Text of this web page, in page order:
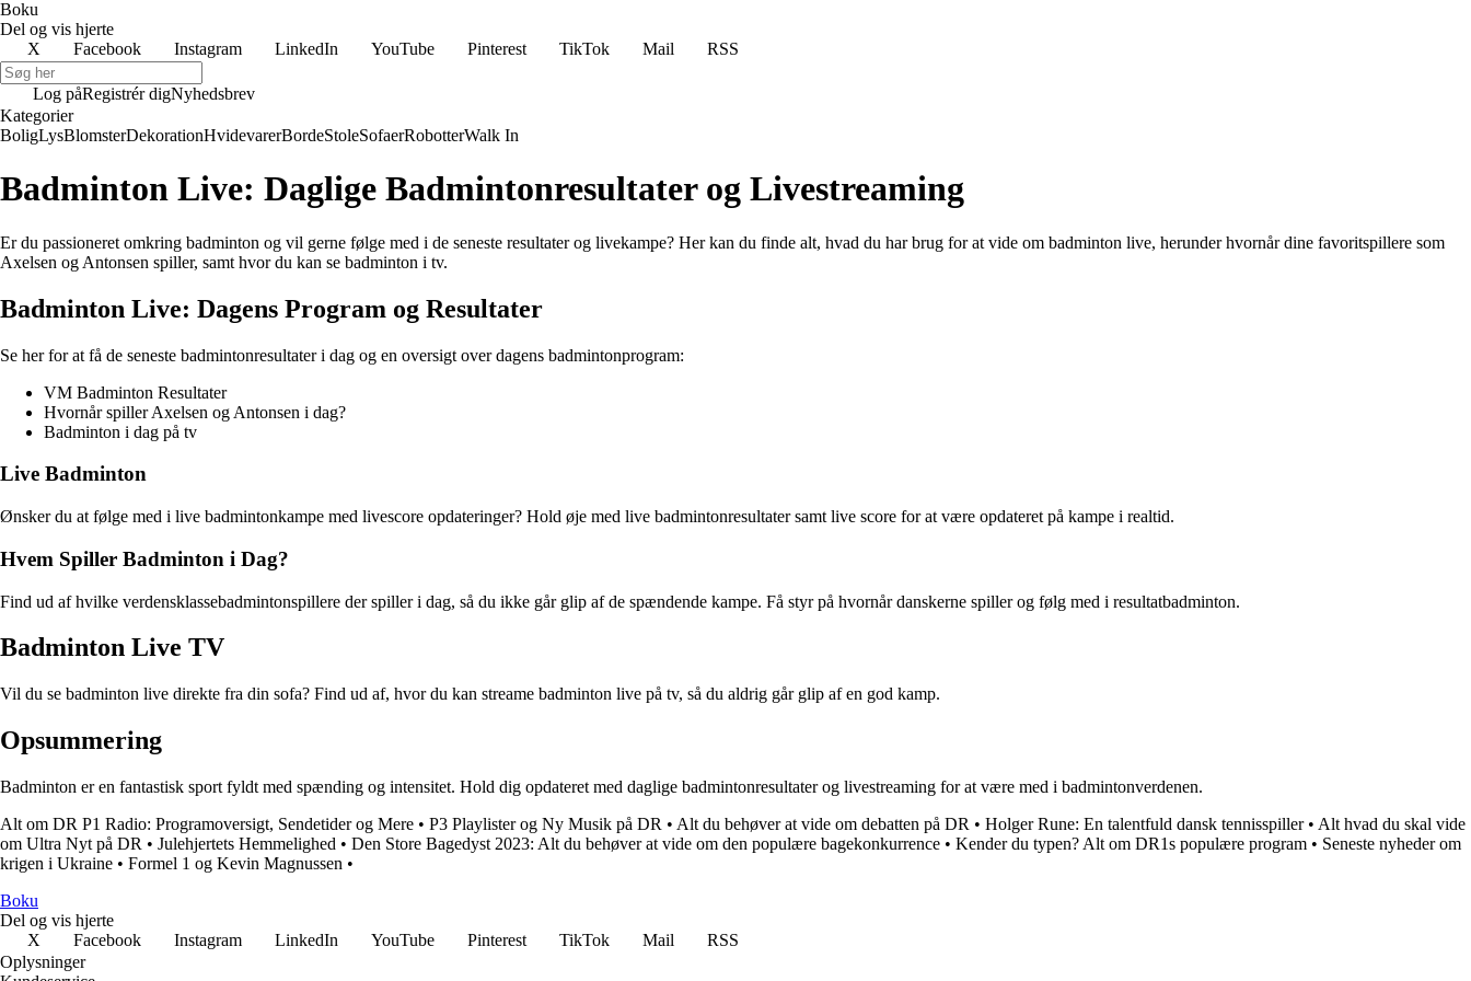
Boku
Del og vis hjerte
X
Facebook Instagram LinkedIn YouTube Pinterest TikTok Mail RSS
Log påRegistrér digNyhedsbrev
Kategorier
BoligLysBlomsterDekorationHvidevarerBordeStoleSofaerRobotterWalk In
Badminton Live: Daglige Badmintonresultater og Livestreaming
Er du passioneret omkring badminton og vil gerne følge med i de seneste resultater og livekampe? Her kan du finde alt, hvad du har brug for at vide om badminton live, herunder hvornår dine favoritspillere som
Axelsen og Antonsen spiller, samt hvor du kan se badminton i tv.
Badminton Live: Dagens Program og Resultater
Se her for at få de seneste badmintonresultater i dag og en oversigt over dagens badmintonprogram:
VM Badminton Resultater
Hvornår spiller Axelsen og Antonsen i dag?
Badminton i dag på tv
Live Badminton
Ønsker du at følge med i live badmintonkampe med livescore opdateringer? Hold øje med live badmintonresultater samt live score for at være opdateret på kampe i realtid.
Hvem Spiller Badminton i Dag?
Find ud af hvilke verdensklassebadmintonspillere der spiller i dag, så du ikke går glip af de spændende kampe. Få styr på hvornår danskerne spiller og følg med i resultatbadminton.
Badminton Live TV
Vil du se badminton live direkte fra din sofa? Find ud af, hvor du kan streame badminton live på tv, så du aldrig går glip af en god kamp.
Opsummering
Badminton er en fantastisk sport fyldt med spænding og intensitet. Hold dig opdateret med daglige badmintonresultater og livestreaming for at være med i badmintonverdenen.
Alt om DR P1 Radio: Programoversigt, Sendetider og Mere • P3 Playlister og Ny Musik på DR • Alt du behøver at vide om debatten på DR • Holger Rune: En talentfuld dansk tennisspiller• Alt hvad du skal vide
om Ultra Nyt på DR • Julehjertets Hemmelighed • Den Store Bagedyst 2023: Alt du behøver at vide om den populære bagekonkurrence • Kender du typen? Alt om DR1s populære program • Seneste nyheder om
krigen i Ukraine • Formel 1 og Kevin Magnussen •
Boku
Del og vis hjerte
X
Facebook Instagram LinkedIn YouTube Pinterest TikTok Mail
RSS
Oplysninger